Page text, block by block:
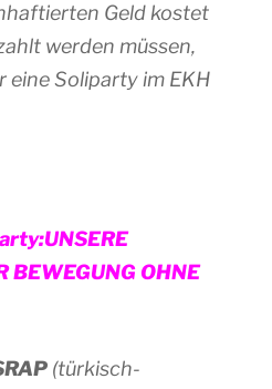
Geld kostet
werden müssen,
eine Soliparty im EKH
BEWEGUNG OHNE
(türkisch-